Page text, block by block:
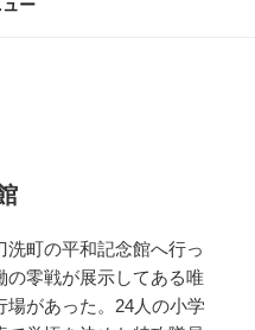
ュー
洗町の平和記念館へ行っ
の零戦が展示してある唯
場があった。24人の小学